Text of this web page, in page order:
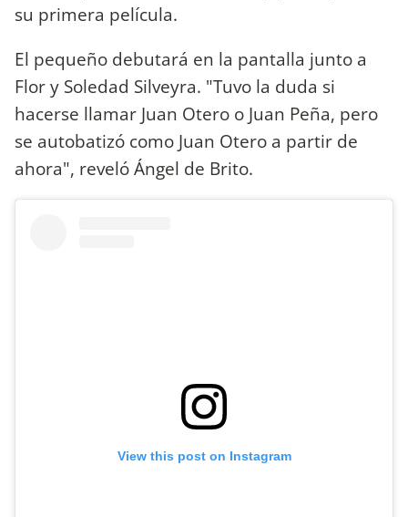
su primera película.
El pequeño debutará en la pantalla junto a
Flor y Soledad Silveyra. "Tuvo la duda si
hacerse llamar Juan Otero o Juan Peña, pero
se autobatizó como Juan Otero a partir de
ahora", reveló Ángel de Brito.
View this post on Instagram